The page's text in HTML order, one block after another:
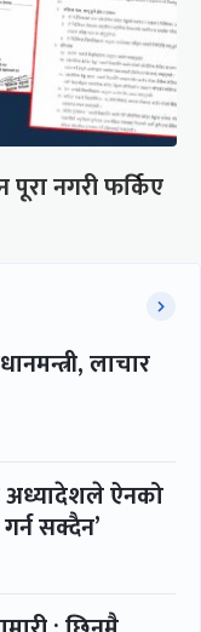
नगरी फर्किए
लाचार
अध्यादेशले ऐनको
सक्दैन’